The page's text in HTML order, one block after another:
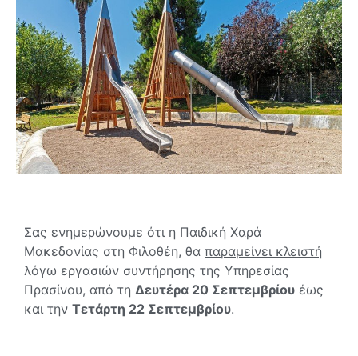
Σας ενημερώνουμε ότι η Παιδική Χαρά
Μακεδονίας στη Φιλοθέη, θα παραμείνει κλειστή
λόγω εργασιών συντήρησης της Υπηρεσίας
Πρασίνου, από τη Δευτέρα 20 Σεπτεμβρίου έως
και την Τετάρτη 22 Σεπτεμβρίου.